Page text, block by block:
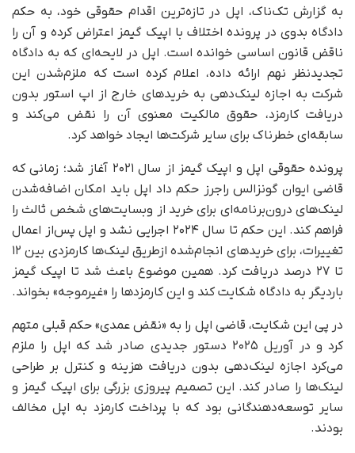
به گزارش تک‌ناک، اپل در تازه‌ترین اقدام حقوقی خود، به حکم
دادگاه بدوی در پرونده اختلاف با اپیک گیمز اعتراض کرده و آن را
ناقض قانون اساسی خوانده است. اپل در لایحه‌ای که به دادگاه
تجدیدنظر نهم ارائه داده، اعلام کرده است که ملزم‌شدن این
شرکت به اجازه لینک‌دهی به خریدهای خارج از اپ استور بدون
دریافت کارمزد، حقوق مالکیت معنوی آن را نقض می‌کند و
سابقه‌ای خطرناک برای سایر شرکت‌ها ایجاد خواهد کرد.
پرونده حقوقی اپل و اپیک گیمز از سال ۲۰۲۱ آغاز شد؛ زمانی که
قاضی ایوان گونزالس راجرز حکم داد اپل باید امکان اضافه‌شدن
لینک‌های درون‌برنامه‌ای برای خرید از وبسایت‌های شخص ثالث را
فراهم کند. این حکم تا سال ۲۰۲۴ اجرایی نشد و اپل پس‌از اعمال
تغییرات، برای خریدهای انجام‌شده ازطریق لینک‌ها کارمزدی بین ۱۲
تا ۲۷ درصد دریافت کرد. همین موضوع باعث شد تا اپیک گیمز
باردیگر به دادگاه شکایت کند و این کارمزدها را «غیرموجه» بخواند.
در پی این شکایت، قاضی اپل را به «نقض عمدی» حکم قبلی متهم
کرد و در آوریل ۲۰۲۵ دستور جدیدی صادر شد که اپل را ملزم
می‌کرد اجازه لینک‌دهی بدون دریافت هزینه‌ و کنترل بر طراحی
لینک‌ها را صادر کند. این تصمیم پیروزی بزرگی برای اپیک گیمز و
سایر توسعه‌دهندگانی بود که با پرداخت کارمزد به اپل مخالف
بودند.